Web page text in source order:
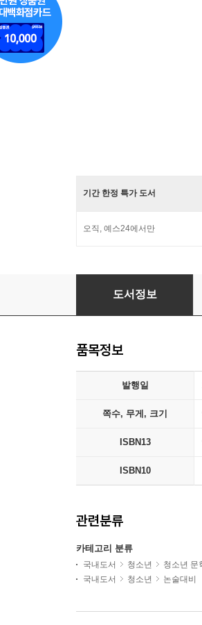
기간 한정 특가 도서
오직, 예스24에서만
중3 독서토론논술 필독
도서정보
품목정보
발행일
쪽수, 무게, 크기
ISBN13
ISBN10
관련분류
카테고리 분류
국내도서 청소년
청소년 문
국내도서
청소년 논술대비